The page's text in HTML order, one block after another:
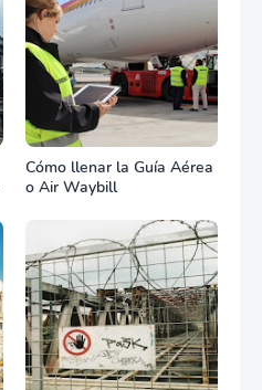
Cómo llenar la Guía Aérea
o Air Waybill